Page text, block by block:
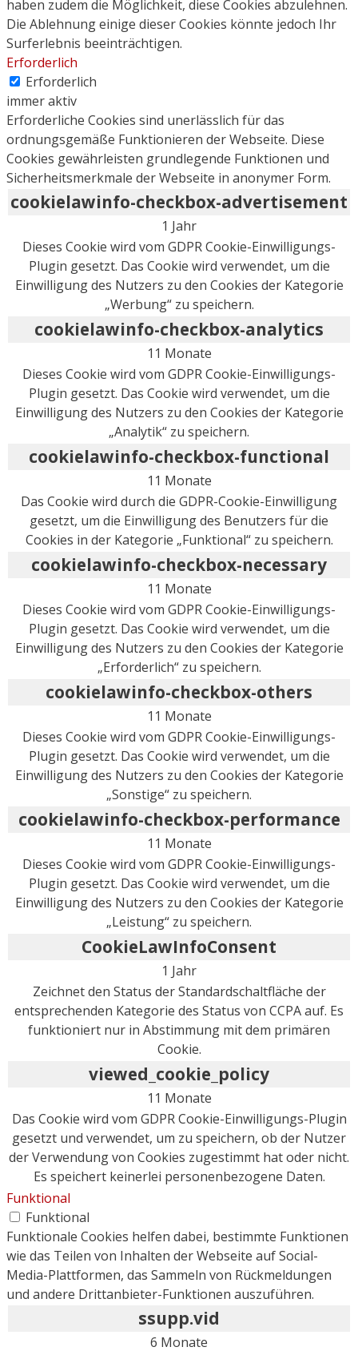
haben zudem die Möglichkeit, diese Cookies abzulehnen.
Die Ablehnung einige dieser Cookies könnte jedoch Ihr
Surferlebnis beeinträchtigen.
Erforderlich
Erforderlich
immer aktiv
Erforderliche Cookies sind unerlässlich für das
ordnungsgemäße Funktionieren der Webseite. Diese
Cookies gewährleisten grundlegende Funktionen und
Sicherheitsmerkmale der Webseite in anonymer Form.
cookielawinfo-checkbox-advertisement
1 Jahr
Dieses Cookie wird vom GDPR Cookie-Einwilligungs-
Plugin gesetzt. Das Cookie wird verwendet, um die
Einwilligung des Nutzers zu den Cookies der Kategorie
„Werbung“ zu speichern.
cookielawinfo-checkbox-analytics
11 Monate
Dieses Cookie wird vom GDPR Cookie-Einwilligungs-
Plugin gesetzt. Das Cookie wird verwendet, um die
Einwilligung des Nutzers zu den Cookies der Kategorie
„Analytik“ zu speichern.
cookielawinfo-checkbox-functional
11 Monate
Das Cookie wird durch die GDPR-Cookie-Einwilligung
gesetzt, um die Einwilligung des Benutzers für die
Cookies in der Kategorie „Funktional“ zu speichern.
cookielawinfo-checkbox-necessary
11 Monate
Dieses Cookie wird vom GDPR Cookie-Einwilligungs-
Plugin gesetzt. Das Cookie wird verwendet, um die
Einwilligung des Nutzers zu den Cookies der Kategorie
„Erforderlich“ zu speichern.
cookielawinfo-checkbox-others
11 Monate
Dieses Cookie wird vom GDPR Cookie-Einwilligungs-
Plugin gesetzt. Das Cookie wird verwendet, um die
Einwilligung des Nutzers zu den Cookies der Kategorie
„Sonstige“ zu speichern.
cookielawinfo-checkbox-performance
11 Monate
Dieses Cookie wird vom GDPR Cookie-Einwilligungs-
Plugin gesetzt. Das Cookie wird verwendet, um die
Einwilligung des Nutzers zu den Cookies der Kategorie
„Leistung“ zu speichern.
CookieLawInfoConsent
1 Jahr
Zeichnet den Status der Standardschaltfläche der
entsprechenden Kategorie des Status von CCPA auf. Es
funktioniert nur in Abstimmung mit dem primären
Cookie.
viewed_cookie_policy
11 Monate
Das Cookie wird vom GDPR Cookie-Einwilligungs-Plugin
gesetzt und verwendet, um zu speichern, ob der Nutzer
der Verwendung von Cookies zugestimmt hat oder nicht.
Es speichert keinerlei personenbezogene Daten.
Funktional
Funktional
Funktionale Cookies helfen dabei, bestimmte Funktionen
wie das Teilen von Inhalten der Webseite auf Social-
Media-Plattformen, das Sammeln von Rückmeldungen
und andere Drittanbieter-Funktionen auszuführen.
ssupp.vid
6 Monate